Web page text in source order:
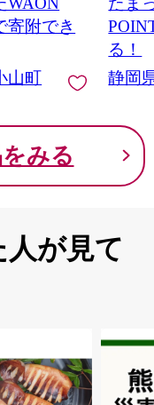
寄附でき
山町
味 ）
る！
静岡
みる
が見て